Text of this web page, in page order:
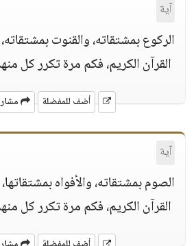
آية
الركوع بمشتقاته، والقنوت
القرآن الكريم، فكم مرة تكرر كل
أضف للمفضلة
آية
الصوم بمشتقاته، والأفواه
القرآن الكريم، فكم مرة تكرر كل